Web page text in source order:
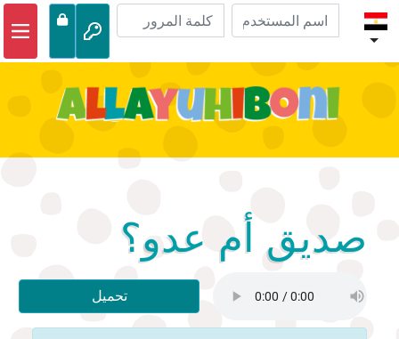
مغامرات الكتاب المقدس
أنشطة
صديق أم عدو؟
تحميل